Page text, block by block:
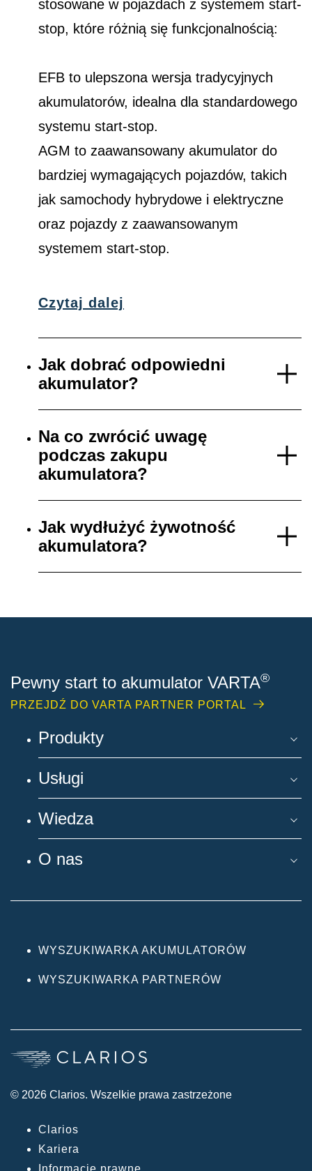
stosowane w pojazdach z systemem start-
stop, które różnią się funkcjonalnością:
EFB to ulepszona wersja tradycyjnych
akumulatorów, idealna dla standardowego
systemu start-stop.
AGM to zaawansowany akumulator do
bardziej wymagających pojazdów, takich
jak samochody hybrydowe i elektryczne
oraz pojazdy z zaawansowanym
systemem start-stop.
Czytaj dalej
Jak dobrać odpowiedni
akumulator?
Na co zwrócić uwagę
podczas zakupu
akumulatora?
Jak wydłużyć żywotność
akumulatora?
Pewny start to akumulator VARTA®
PRZEJDŹ DO VARTA PARTNER PORTAL
Produkty
Usługi
Wiedza
O nas
WYSZUKIWARKA AKUMULATORÓW
WYSZUKIWARKA PARTNERÓW
© 2026 Clarios. Wszelkie prawa zastrzeżone
Clarios
Kariera
Informacje prawne